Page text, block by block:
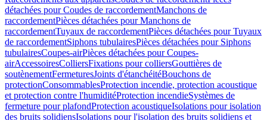
détachées pour Coudes de raccordementManchons de
raccordementPièces détachées pour Manchons de
raccordementTuyaux de raccordementPièces détachées pour Tuyaux
de raccordementSiphons tubulairesPièces détachées pour Siphons
tubulairesCoupes-airPièces détachées pour Coupes-
airAccessoiresColliersFixations pour colliersGouttières de
soutènementFermeturesJoints d'étanchéitéBouchons de
protectionConsommablesProtection incendie, protection acoustique
et protection contre l'humiditéProtection incendieSystèmes de
fermeture pour plafondProtection acoustiqueIsolations pour isolation
des bruits solidiensIsolations pour l'isolation des bruits solidiens et